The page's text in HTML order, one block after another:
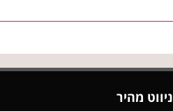
ניווט מהיר